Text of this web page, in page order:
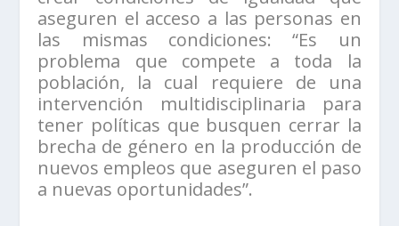
aseguren el acceso a las personas en
las mismas condiciones: “Es un
problema que compete a toda la
población, la cual requiere de una
intervención multidisciplinaria para
tener políticas que busquen cerrar la
brecha de género en la producción de
nuevos empleos que aseguren el paso
a nuevas oportunidades”.